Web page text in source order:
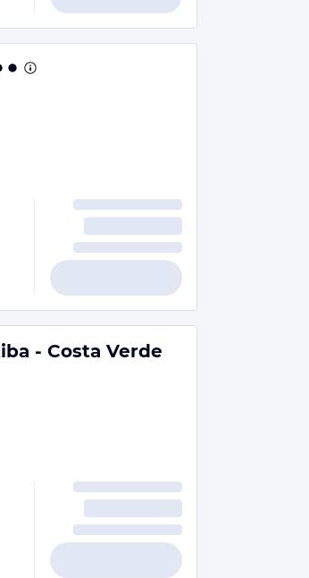
- Costa Verde